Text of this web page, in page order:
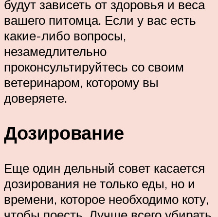
будут зависеть от здоровья и веса
вашего питомца. Если у вас есть
какие-либо вопросы,
незамедлительно
проконсультируйтесь со своим
ветеринаром, которому вы
доверяете.
Дозирование
Еще один дельный совет касается
дозирования не только еды, но и
времени, которое необходимо коту,